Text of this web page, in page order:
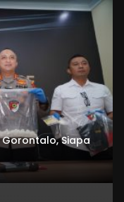
Gorontalo, Siapa